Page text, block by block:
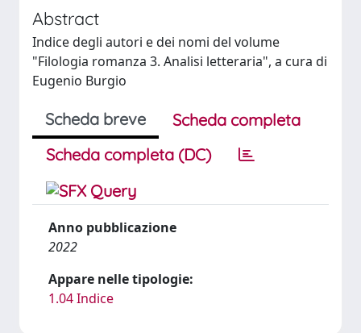
Abstract
Indice degli autori e dei nomi del volume
"Filologia romanza 3. Analisi letteraria", a cura di
Eugenio Burgio
Scheda breve
Scheda completa
Scheda completa (DC)
Anno pubblicazione
2022
Appare nelle tipologie:
1.04 Indice